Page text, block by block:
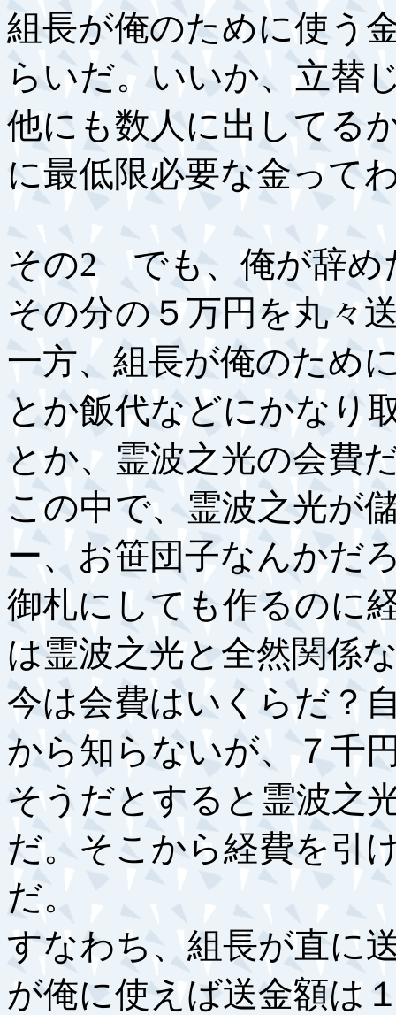
組長が俺のために使う
らいだ。いいか、立替
他にも数人に出してる
に最低限必要な金って
その2 でも、俺が辞め
その分の５万円を丸々
一方、組長が俺のため
とか飯代などにかなり
とか、霊波之光の会費
この中で、霊波之光が
ー、お笹団子なんかだ
御札にしても作るのに
は霊波之光と全然関係
今は会費はいくらだ？
から知らないが、７千
そうだとすると霊波之
だ。そこから経費を引
だ。
すなわち、組長が直に
が俺に使えば送金額は